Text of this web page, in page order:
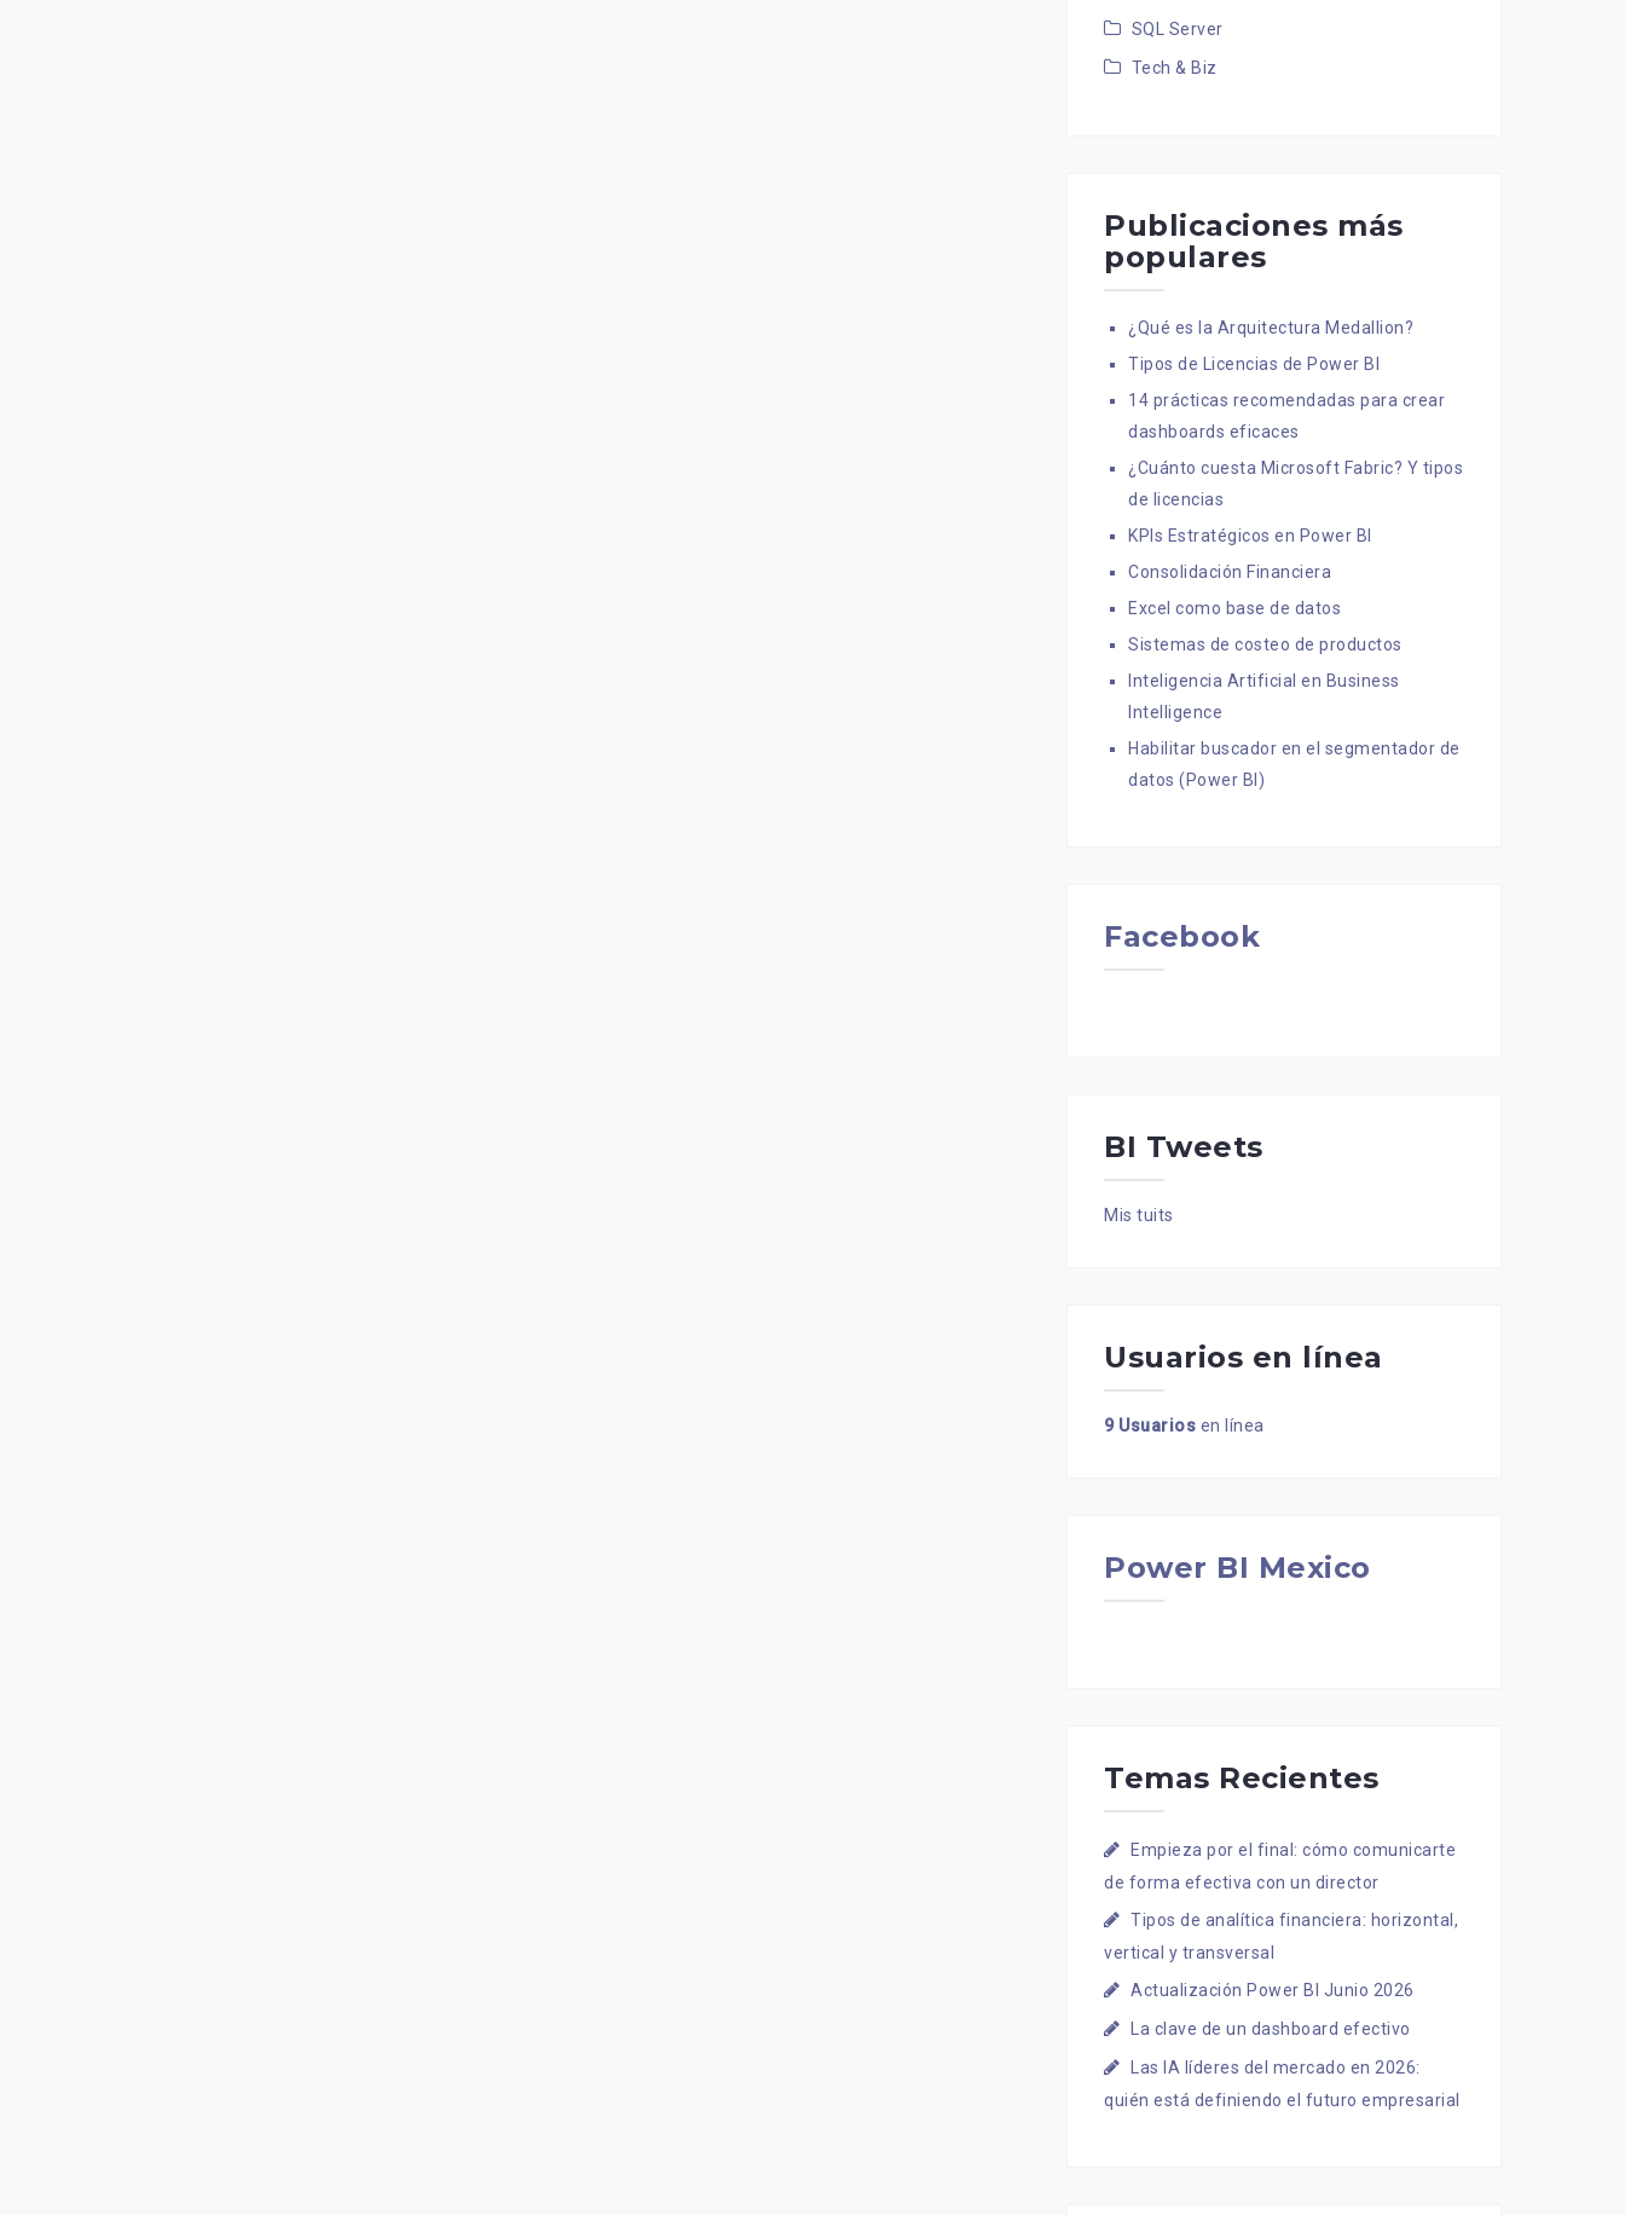
SQL Server
Tech & Biz
Publicaciones más
populares
¿Qué es la Arquitectura Medallion?
Tipos de Licencias de Power BI
14 prácticas recomendadas para crear
dashboards eficaces
¿Cuánto cuesta Microsoft Fabric? Y tipos
de licencias
KPIs Estratégicos en Power BI
Consolidación Financiera
Excel como base de datos
Sistemas de costeo de productos
Inteligencia Artificial en Business
Intelligence
Habilitar buscador en el segmentador de
datos (Power BI)
Facebook
BI Tweets
Mis tuits
Usuarios en línea
9 Usuarios en línea
Power BI Mexico
Temas Recientes
Empieza por el final: cómo comunicarte
de forma efectiva con un director
Tipos de analítica financiera: horizontal,
vertical y transversal
Actualización Power BI Junio 2026
La clave de un dashboard efectivo
Las IA líderes del mercado en 2026:
quién está definiendo el futuro empresarial